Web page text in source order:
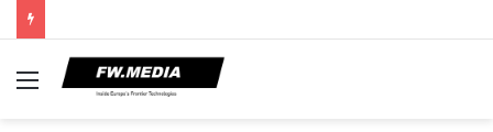
Menu